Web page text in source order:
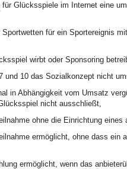
Glücksspiele im Internet eine
für ein Sportereignis
wirbt oder Sponsoring
und 10 das Sozialkonzept nicht
in Abhängigkeit vom Umsatz
nicht ausschließt,
ohne die Einrichtung
ermöglicht, ohne dass ein
ermöglicht, wenn das